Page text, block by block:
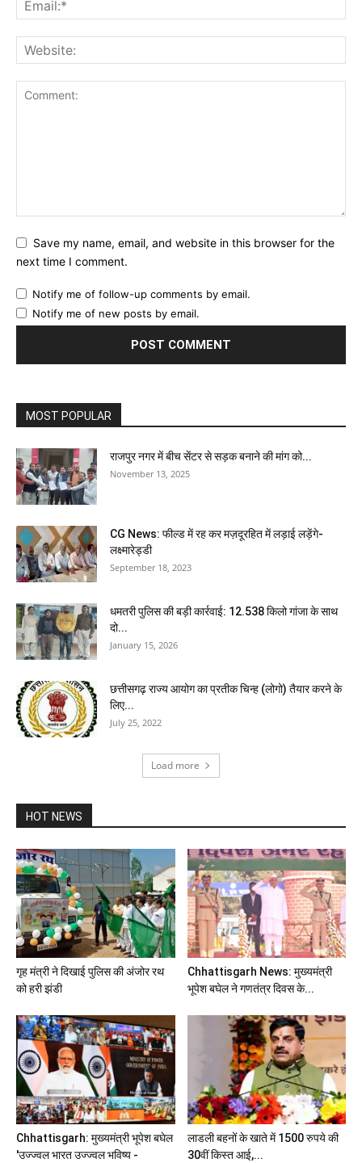
Save my name, email, and website in this browser for the
next time I comment.
Notify me of follow-up comments by email.
Notify me of new posts by email.
MOST POPULAR
राजपुर नगर में बीच सेंटर से सड़क बनाने की मांग को...
November 13, 2025
CG News: फील्ड में रह कर मज़दूरहित में लड़ाई लड़ेंगे-
लक्ष्मारेड्डी
September 18, 2023
धमतरी पुलिस की बड़ी कार्रवाई: 12.538 किलो गांजा के साथ
दो...
January 15, 2026
छत्तीसगढ़ राज्य आयोग का प्रतीक चिन्ह (लोगो) तैयार करने के
लिए...
July 25, 2022
Load more
HOT NEWS
गृह मंत्री ने दिखाई पुलिस की अंजोर रथ
को हरी झंडी
Chhattisgarh News: मुख्यमंत्री
भूपेश बघेल ने गणतंत्र दिवस के...
Chhattisgarh: मुख्यमंत्री भूपेश बघेल
'उज्ज्वल भारत उज्ज्वल भविष्य -
लाडली बहनों के खाते में 1500 रुपये की
30वीं किस्त आई,...